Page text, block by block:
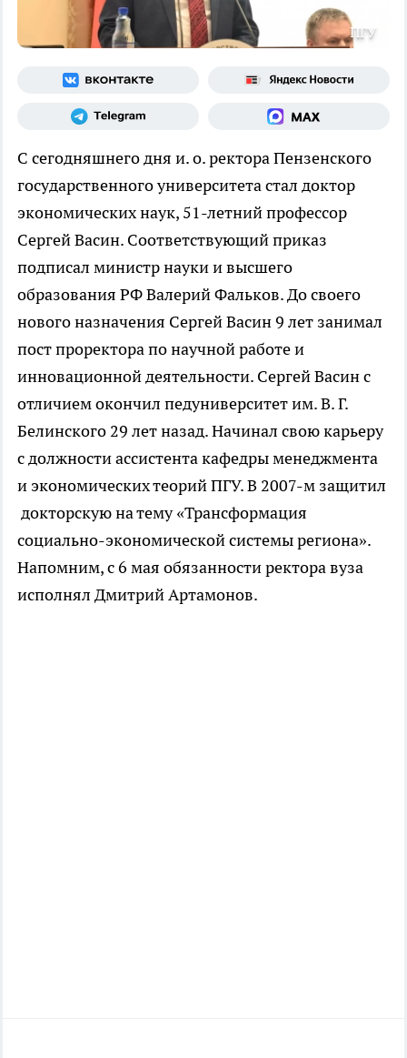
ПГУ
С сегодняшнего дня и. о. ректора Пензенского
государственного университета стал доктор
экономических наук, 51-летний профессор
Сергей Васин. Соответствующий приказ
подписал министр науки и высшего
образования РФ Валерий Фальков. До своего
нового назначения Сергей Васин 9 лет занимал
пост проректора по научной работе и
инновационной деятельности. Сергей Васин с
отличием окончил педуниверситет им. В. Г.
Белинского 29 лет назад. Начинал свою карьеру
с должности ассистента кафедры менеджмента
и экономических теорий ПГУ. В 2007-м защитил
докторскую на тему «Трансформация
социально-экономической системы региона».
Напомним, с 6 мая обязанности ректора вуза
исполнял Дмитрий Артамонов.